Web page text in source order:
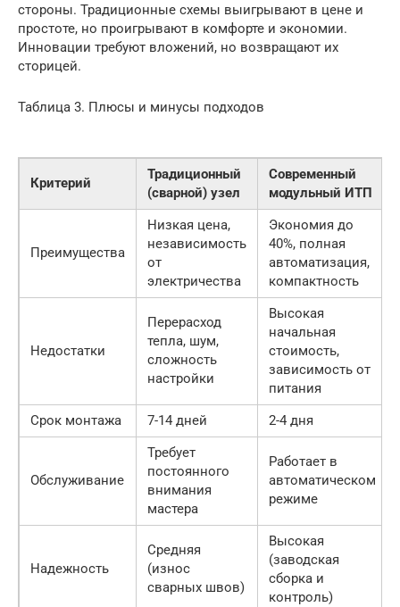
стороны. Традиционные схемы выигрывают в цене и
простоте, но проигрывают в комфорте и экономии.
Инновации требуют вложений, но возвращают их
сторицей.
Таблица 3. Плюсы и минусы подходов
Критерий
Традиционный
(сварной) узел
Современный
модульный ИТП
Преимущества
Низкая цена,
независимость
от
электричества
Экономия до
40%, полная
автоматизация,
компактность
Недостатки
Перерасход
тепла, шум,
сложность
настройки
Высокая
начальная
стоимость,
зависимость от
питания
Срок монтажа
7-14 дней 2-4 дня
Обслуживание
Требует
постоянного
внимания
мастера
Работает в
автоматическом
режиме
Надежность
Средняя
(износ
сварных швов)
Высокая
(заводская
сборка и
контроль)